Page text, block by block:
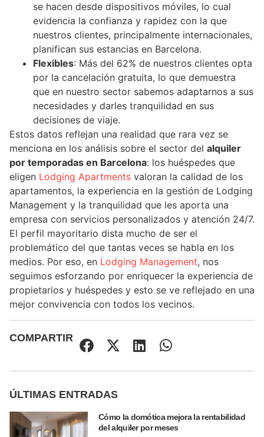
se hacen desde dispositivos móviles, lo cual
evidencia la confianza y rapidez con la que
nuestros clientes, principalmente internacionales,
planifican sus estancias en Barcelona.
Flexibles: Más del 62% de nuestros clientes opta
por la cancelación gratuita, lo que demuestra
que en nuestro sector sabemos adaptarnos a sus
necesidades y darles tranquilidad en sus
decisiones de viaje.
Estos datos reflejan una realidad que rara vez se
menciona en los análisis sobre el sector del alquiler
por temporadas en Barcelona: los huéspedes que
eligen Lodging Apartments valoran la calidad de los
apartamentos, la experiencia en la gestión de Lodging
Management y la tranquilidad que les aporta una
empresa con servicios personalizados y atención 24/7.
El perfil mayoritario dista mucho de ser el
problemático del que tantas veces se habla en los
medios. Por eso, en Lodging Management, nos
seguimos esforzando por enriquecer la experiencia de
propietarios y huéspedes y esto se ve reflejado en una
mejor convivencia con todos los vecinos.
COMPARTIR
ÚLTIMAS ENTRADAS
Cómo la domótica mejora la rentabilidad
del alquiler por meses